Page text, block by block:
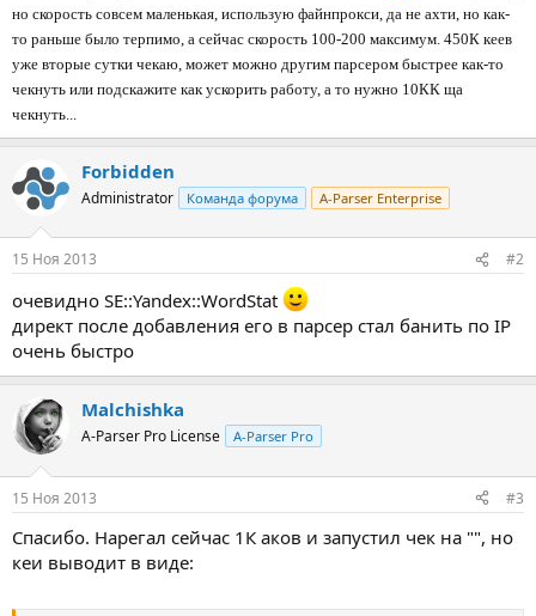
но скорость совсем маленькая, использую файнпрокси, да не ахти, но как-
то раньше было терпимо, а сейчас скорость 100-200 максимум. 450К кеев
уже вторые сутки чекаю, может можно другим парсером быстрее как-то
чекнуть или подскажите как ускорить работу, а то нужно 10КК ща
чекнуть...
Forbidden
Administrator Команда форума A-Parser Enterprise
15 Ноя 2013 #2
очевидно SE::Yandex::WordStat
директ после добавления его в парсер стал банить по IP
очень быстро
Malchishka
A-Parser Pro License A-Parser Pro
15 Ноя 2013 #3
Спасибо. Нарегал сейчас 1К аков и запустил чек на "", но
кеи выводит в виде: